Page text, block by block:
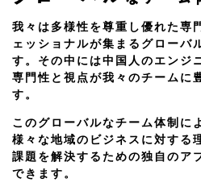
我々は多様性を尊重し優れた専
ェッショナルが集まるグローバ
す。その中には中国人のエンジ
専門性と視点が我々のチームに
す。
このグローバルなチーム体制に
様々な地域のビジネスに対する
課題を解決するための独自のア
できます。